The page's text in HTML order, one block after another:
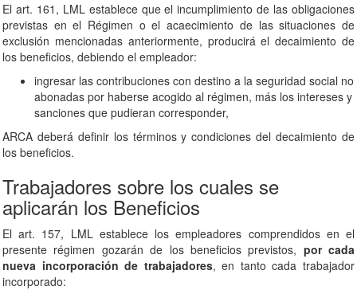
El art. 161, LML establece que el incumplimiento de las obligaciones
previstas en el Régimen o el acaecimiento de las situaciones de
exclusión mencionadas anteriormente, producirá el decaimiento de
los beneficios, debiendo el empleador:
ingresar las contribuciones con destino a la seguridad social no
abonadas por haberse acogido al régimen, más los intereses y
sanciones que pudieran corresponder,
ARCA deberá definir los términos y condiciones del decaimiento de
los beneficios.
Trabajadores sobre los cuales se
aplicarán los Beneficios
El art. 157, LML establece los empleadores comprendidos en el
presente régimen gozarán de los beneficios previstos, por cada
nueva incorporación de trabajadores, en tanto cada trabajador
incorporado: